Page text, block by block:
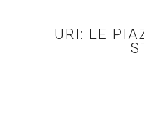
URI: LE